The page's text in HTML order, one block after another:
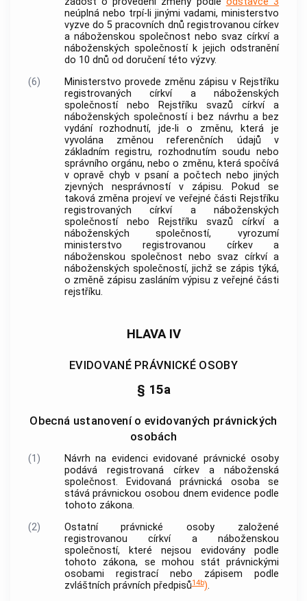
neúplná nebo trpí-li jinými vadami, ministerstvo
vyzve do 5 pracovních dnů registrovanou církev
a náboženskou společnost nebo svaz církví a
náboženských společnostík jejich odstranění
do 10 dnů od doručení této výzvy.
(6)
Ministerstvo provede změnu zápisu v Rejstříku
registrovaných církví a náboženských
společnostínebo Rejstříku svazů církví a
náboženských společnostíi bez návrhu a bez
vydání rozhodnutí, jde-li o změnu, která je
vyvolána změnou referenčních údajů v
základním registru, rozhodnutím soudu nebo
správního orgánu, nebo o změnu, která spočívá
v opravě chyb v psaní a počtech nebo jiných
zjevných nesprávností v zápisu. Pokud se
taková změna projeví ve veřejné části Rejstříku
registrovaných církví a náboženských
společnostínebo Rejstříku svazů církví a
náboženských společností, vyrozumí
ministerstvo registrovanou církev a
náboženskou společnost nebo svazcírkví a
náboženských společností, jichž se zápis týká,
o změně zápisu zasláním výpisu z veřejné části
rejstříku.
HLAVA IV
EVIDOVANÉ PRÁVNICKÉ OSOBY
§ 15a
Obecná ustanovení o evidovaných právnických
osobách
(1) Návrh na evidenci evidované právnické osoby
podává registrovaná církev a náboženská
společnost. Evidovaná právnická osobase
stává právnickou osobou dnem evidence podle
tohoto zákona.
(2)
Ostatní právnické osoby založené
registrovanou církví a náboženskou
společností, které nejsou evidovány podle
tohoto zákona, se mohou stát právnickými
osobami registrací nebo zápisem podle
zvláštních právních předpisů14b).